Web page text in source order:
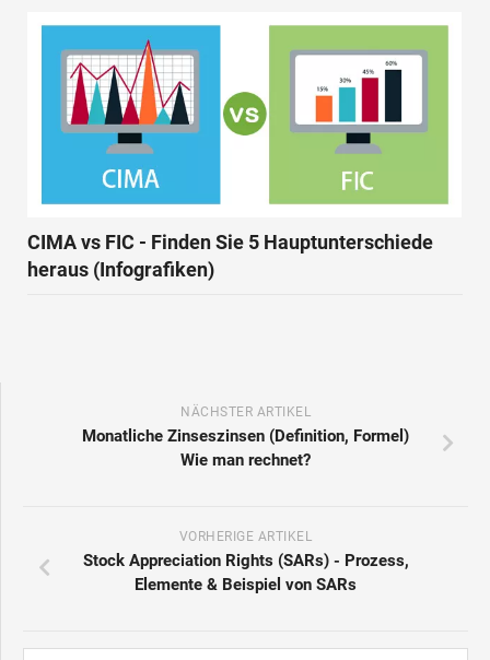
CIMA vs FIC - Finden Sie 5 Hauptunterschiede
heraus (Infografiken)
NÄCHSTER ARTIKEL
Monatliche Zinseszinsen (Definition, Formel)
Wie man rechnet?
VORHERIGE ARTIKEL
Stock Appreciation Rights (SARs) - Prozess,
Elemente & Beispiel von SARs